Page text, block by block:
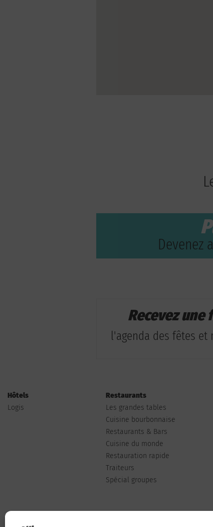
Devenez
Recevez une
l'agenda des fêtes
Hôtels
Logis
Restaurants
Les grandes tables
Cuisine bourbonnaise
Restaurants & Bars
Cuisine du monde
Restauration rapide
Traiteurs
Spécial groupes